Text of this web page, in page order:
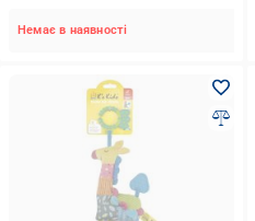
Немає в наявності